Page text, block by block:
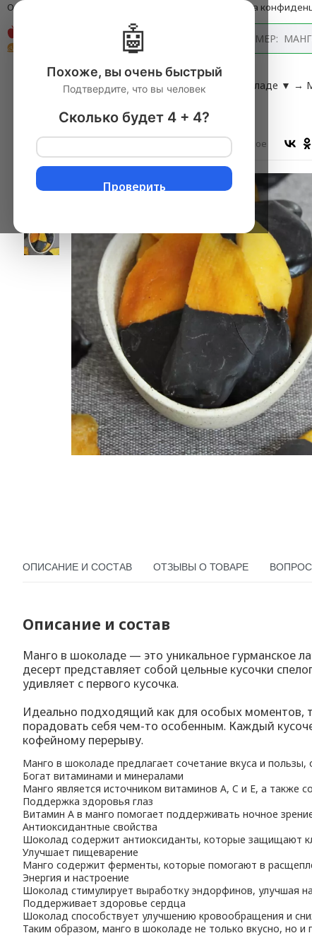
О компании Политика
Каталог
→ Фрукты свежие▼ → Фрукты в шоколаде ▼ →
Манго в шоколаде
В избранное
ОПИСАНИЕ И СОСТАВ ОТЗЫВЫ О ТОВАРЕ
Описание и состав
Манго в шоколаде — это уникальное гурманское
десерт представляет собой цельные кусочки
удивляет с первого кусочка.
Идеально подходящий как для особых моментов,
порадовать себя чем-то особенным. Каждый
кофейному перерыву.
Манго в шоколаде предлагает сочетание вкуса и
Богат витаминами и минералами
Манго является источником витаминов A, C и E, а
Поддержка здоровья глаз
Витамин A в манго помогает поддерживать ночное
Антиоксидантные свойства
Шоколад содержит антиоксиданты, которые защищают
Улучшает пищеварение
Манго содержит ферменты, которые помогают в
Энергия и настроение
Шоколад стимулирует выработку эндорфинов, улучшая
Поддерживает здоровье сердца
Шоколад способствует улучшению кровообращения и
Таким образом, манго в шоколаде не только вкусно, но
🤖
Похоже, вы очень быстрый
Подтвердите, что вы человек
Сколько будет 4 + 4?
Проверить